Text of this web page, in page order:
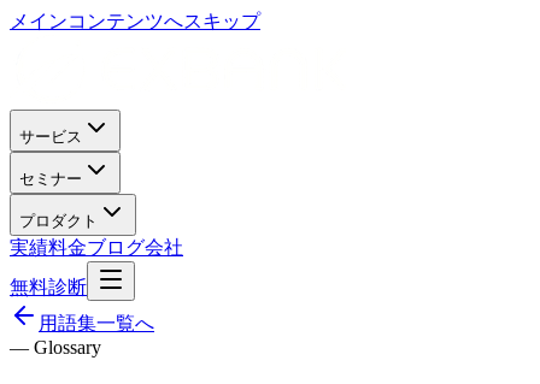
メインコンテンツへスキップ
サービス
セミナー
プロダクト
実績料金ブログ会社
無料診断
用語集一覧へ
— Glossary